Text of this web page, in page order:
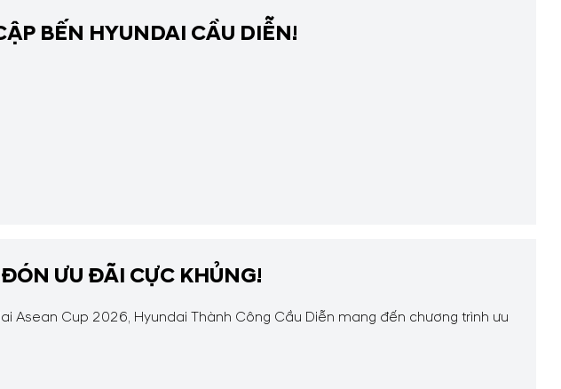
BẾN HYUNDAI CẦU DIỄN!
ƯU ĐÃI CỰC KHỦNG!
Asean Cup 2026, Hyundai Thành Công Cầu Diễn mang đến chương trình ưu